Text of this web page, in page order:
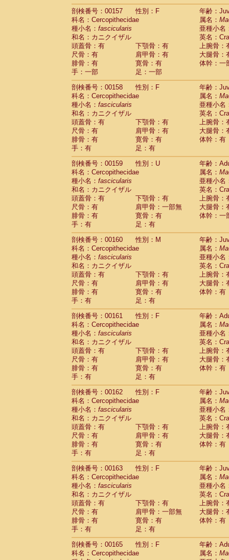
剖検番号：00157
性別：F
年齢：
科名：Cercopithecidae
属名：
種小名： fascicularis
亜種小名
和名：カニクイザル
英名：
頭蓋骨：有
下顎骨：有
上腕骨：
尺骨：有
肩甲骨：有
大腿骨：
腓骨：有
寛骨：有
体幹：一
手：一部
足：一部
剖検番号：00158
性別：F
年齢：
科名：Cercopithecidae
属名：
種小名： fascicularis
亜種小名
和名：カニクイザル
英名：
頭蓋骨：有
下顎骨：有
上腕骨：
尺骨：有
肩甲骨：有
大腿骨：
腓骨：有
寛骨：有
体幹：有
手：有
足：有
剖検番号：00159
性別：U
年齢：
科名：Cercopithecidae
属名：
種小名： fascicularis
亜種小名
和名：カニクイザル
英名：
頭蓋骨：有
下顎骨：有
上腕骨：
尺骨：有
肩甲骨：一部無
大腿骨：
腓骨：有
寛骨：有
体幹：一
手：有
足：有
剖検番号：00160
性別：M
年齢：
科名：Cercopithecidae
属名：
種小名： fascicularis
亜種小名
和名：カニクイザル
英名：
頭蓋骨：有
下顎骨：有
上腕骨：
尺骨：有
肩甲骨：有
大腿骨：
腓骨：有
寛骨：有
体幹：有
手：有
足：有
剖検番号：00161
性別：F
年齢：
科名：Cercopithecidae
属名：
種小名： fascicularis
亜種小名
和名：カニクイザル
英名：
頭蓋骨：有
下顎骨：有
上腕骨：
尺骨：有
肩甲骨：有
大腿骨：
腓骨：有
寛骨：有
体幹：有
手：有
足：有
剖検番号：00162
性別：F
年齢：
科名：Cercopithecidae
属名：
種小名： fascicularis
亜種小名
和名：カニクイザル
英名：
頭蓋骨：有
下顎骨：有
上腕骨：
尺骨：有
肩甲骨：有
大腿骨：
腓骨：有
寛骨：有
体幹：有
手：有
足：有
剖検番号：00163
性別：F
年齢：
科名：Cercopithecidae
属名：
種小名： fascicularis
亜種小名
和名：カニクイザル
英名：
頭蓋骨：有
下顎骨：有
上腕骨：
尺骨：有
肩甲骨：一部無
大腿骨：
腓骨：有
寛骨：有
体幹：有
手：有
足：有
剖検番号：00165
性別：F
年齢：
科名：Cercopithecidae
属名：